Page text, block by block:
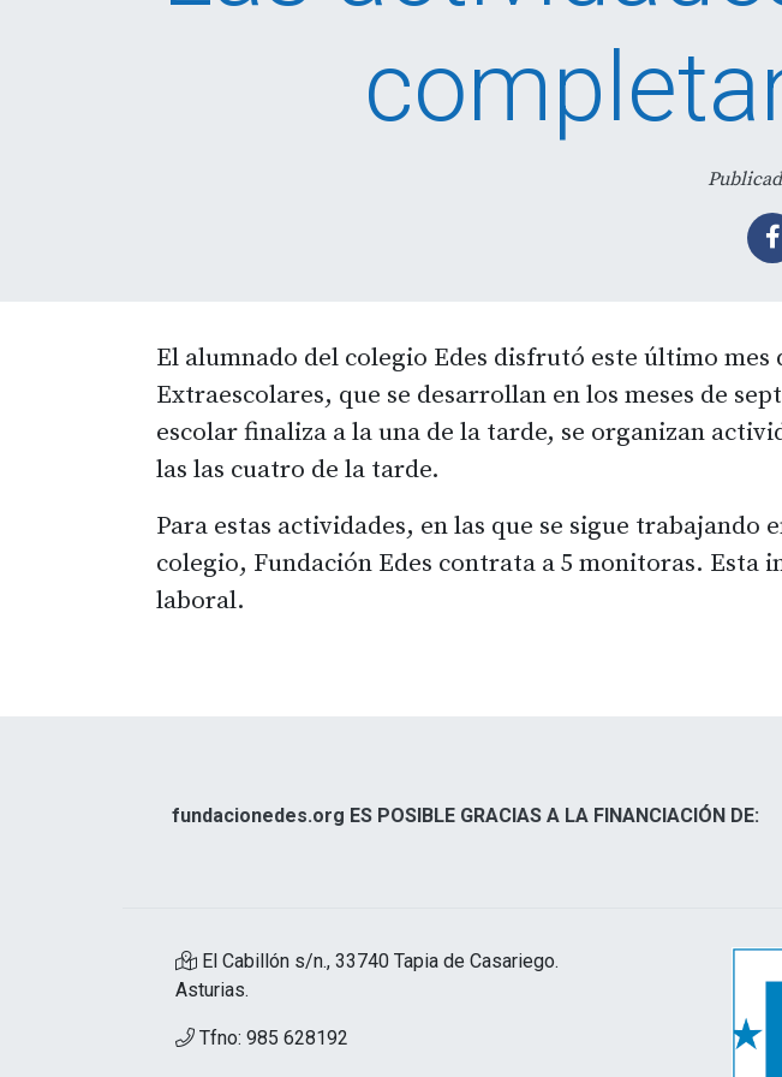
El alumnado del colegio Edes disfrutó este último
Extraescolares, que se desarrollan en los meses de
escolar finaliza a la una de la tarde, se organizan
las las cuatro de la tarde.
Para estas actividades, en las que se sigue
colegio, Fundación Edes contrata a 5 monitoras.
laboral.
fundacionedes.org ES POSIBLE GRACIAS A LA FINANCIACIÓN DE:
El Cabillón s/n., 33740 Tapia de Casariego.
Asturias.
Tfno: 985 628192